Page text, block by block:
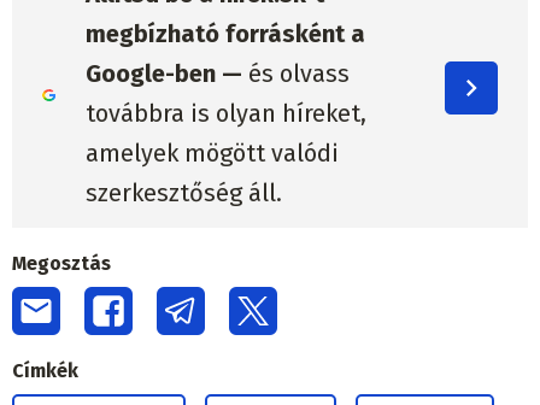
megbízható forrásként a
Google-ben — és olvass
továbbra is olyan híreket,
amelyek mögött valódi
szerkesztőség áll.
Megosztás
Címkék